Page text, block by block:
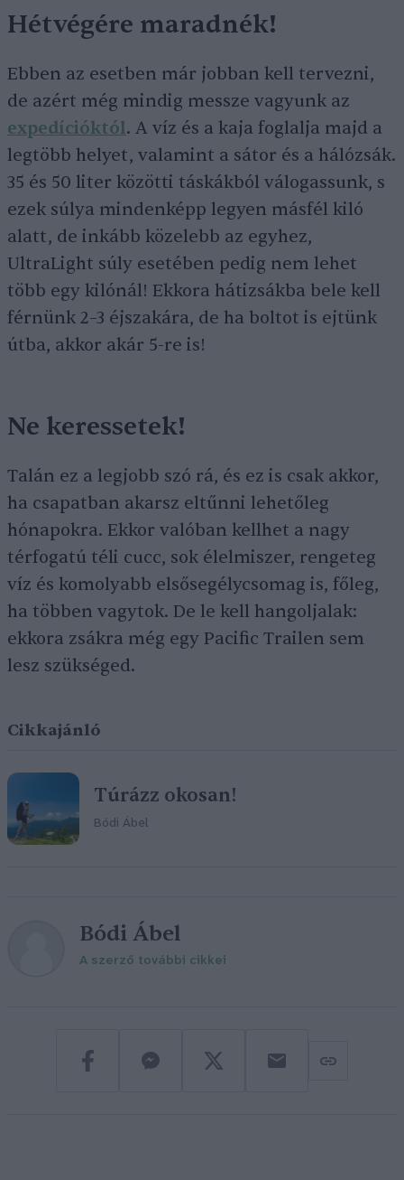
Hétvégére maradnék!
Ebben az esetben már jobban kell tervezni,
de azért még mindig messze vagyunk az
expedícióktól. A víz és a kaja foglalja majd a
legtöbb helyet, valamint a sátor és a hálózsák.
35 és 50 liter közötti táskákból válogassunk, s
ezek súlya mindenképp legyen másfél kiló
alatt, de inkább közelebb az egyhez,
UltraLight súly esetében pedig nem lehet
több egy kilónál! Ekkora hátizsákba bele kell
férnünk 2–3 éjszakára, de ha boltot is ejtünk
útba, akkor akár 5-re is!
Ne keressetek!
Talán ez a legjobb szó rá, és ez is csak akkor,
ha csapatban akarsz eltűnni lehetőleg
hónapokra. Ekkor valóban kellhet a nagy
térfogatú téli cucc, sok élelmiszer, rengeteg
víz és komolyabb elsősegélycsomag is, főleg,
ha többen vagytok. De le kell hangoljalak:
ekkora zsákra még egy Pacific Trailen sem
lesz szükséged.
Cikkajánló
Túrázz okosan!
Bódi Ábel
Bódi Ábel
A szerző további cikkei